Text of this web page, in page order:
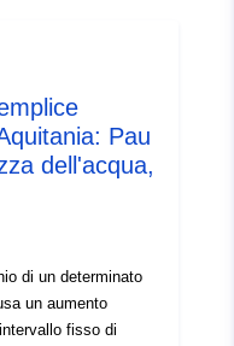
85c5-
Pau
dell'acqua,
di un determinato
un aumento
fisso di